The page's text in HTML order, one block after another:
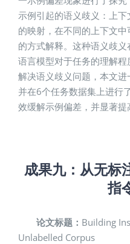
示例引起的语义歧义：上
的映射，在不同的上下文
的方式解释。这种语义歧
语言模型对于任务的理解
解决语义歧义问题，本文进
并在6个任务数据集上进行
效缓解示例偏差，并显著提
成果九： 从无标
指
论文标题： Building
Unlabelled Corpus